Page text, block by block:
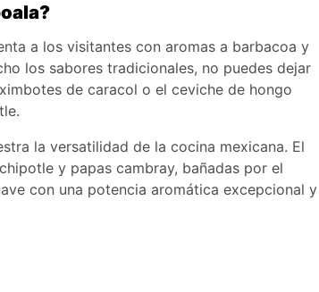
a los visitantes con aromas a barbacoa y
los sabores tradicionales, no puedes dejar
de caracol o el ceviche de hongo
la versatilidad de la cocina mexicana. El
y papas cambray, bañadas por el
con una potencia aromática excepcional y